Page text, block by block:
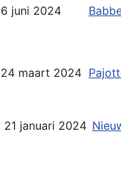
6 juni 2024
24 maart 2024
21 januari 2024